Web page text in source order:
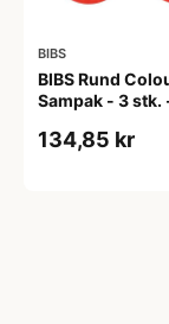
BIBS
BIBS Rund
Sampak - 3 stk.
134,85 kr